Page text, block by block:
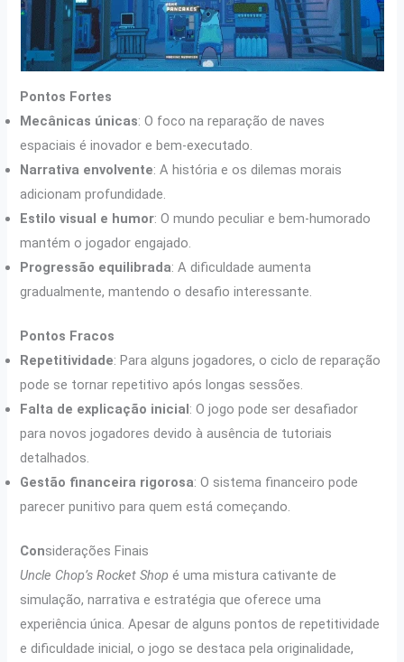
Pontos Fortes
Mecânicas únicas: O foco na reparação de naves
espaciais é inovador e bem-executado.
Narrativa envolvente: A história e os dilemas morais
adicionam profundidade.
Estilo visual e humor: O mundo peculiar e bem-humorado
mantém o jogador engajado.
Progressão equilibrada: A dificuldade aumenta
gradualmente, mantendo o desafio interessante.
Pontos Fracos
Repetitividade: Para alguns jogadores, o ciclo de reparação
pode se tornar repetitivo após longas sessões.
Falta de explicação inicial: O jogo pode ser desafiador
para novos jogadores devido à ausência de tutoriais
detalhados.
Gestão financeira rigorosa: O sistema financeiro pode
parecer punitivo para quem está começando.
Considerações Finais
Uncle Chop’s Rocket Shop é uma mistura cativante de
simulação, narrativa e estratégia que oferece uma
experiência única. Apesar de alguns pontos de repetitividade
e dificuldade inicial, o jogo se destaca pela originalidade,